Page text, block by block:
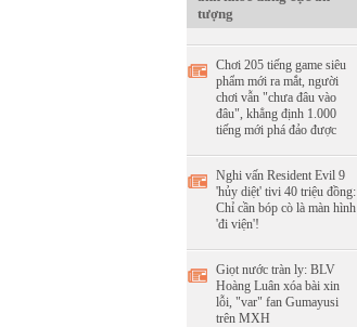
tượng
Chơi 205 tiếng game siêu
phẩm mới ra mắt, người
chơi vẫn "chưa đâu vào
đâu", khẳng định 1.000
tiếng mới phá đảo được
Nghi vấn Resident Evil 9
'hủy diệt' tivi 40 triệu đồng:
Chỉ cần bóp cò là màn hình
'đi viện'!
Giọt nước tràn ly: BLV
Hoàng Luân xóa bài xin
lỗi, "var" fan Gumayusi
trên MXH